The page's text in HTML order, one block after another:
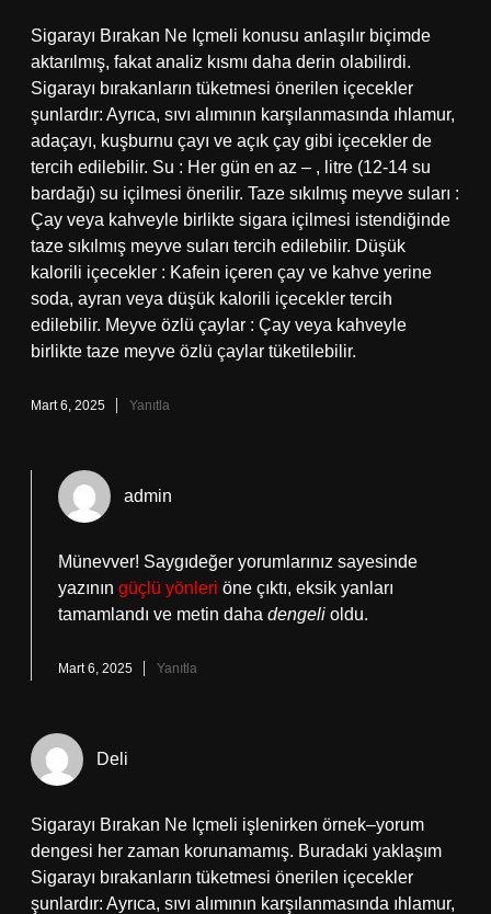
Sigarayı Bırakan Ne Içmeli konusu anlaşılır biçimde
aktarılmış, fakat analiz kısmı daha derin olabilirdi.
Sigarayı bırakanların tüketmesi önerilen içecekler
şunlardır: Ayrıca, sıvı alımının karşılanmasında ıhlamur,
adaçayı, kuşburnu çayı ve açık çay gibi içecekler de
tercih edilebilir. Su : Her gün en az – , litre (12-14 su
bardağı) su içilmesi önerilir. Taze sıkılmış meyve suları :
Çay veya kahveyle birlikte sigara içilmesi istendiğinde
taze sıkılmış meyve suları tercih edilebilir. Düşük
kalorili içecekler : Kafein içeren çay ve kahve yerine
soda, ayran veya düşük kalorili içecekler tercih
edilebilir. Meyve özlü çaylar : Çay veya kahveyle
birlikte taze meyve özlü çaylar tüketilebilir.
Mart 6, 2025 Yanıtla
admin
Münevver! Saygıdeğer yorumlarınız sayesinde
yazının güçlü yönleri öne çıktı, eksik yanları
tamamlandı ve metin daha dengeli oldu.
Mart 6, 2025 Yanıtla
Deli
Sigarayı Bırakan Ne Içmeli işlenirken örnek–yorum
dengesi her zaman korunamamış. Buradaki yaklaşım
Sigarayı bırakanların tüketmesi önerilen içecekler
şunlardır: Ayrıca, sıvı alımının karşılanmasında ıhlamur,